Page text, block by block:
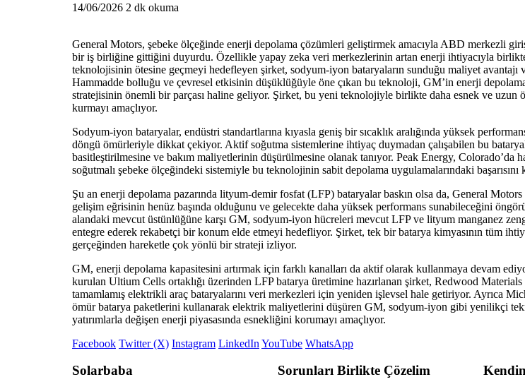
14/06/2026 2 dk okuma
General Motors, şebeke ölçeğinde enerji depolama çözümleri geliştirmek amacıyla ABD merkezli
bir iş birliğine gittiğini duyurdu. Özellikle yapay zeka veri merkezlerinin artan enerji ihtiyacıyla
teknolojisinin ötesine geçmeyi hedefleyen şirket, sodyum-iyon bataryaların sunduğu maliyet avantajı
Hammadde bolluğu ve çevresel etkisinin düşüklüğüyle öne çıkan bu teknoloji, GM’in enerji
stratejisinin önemli bir parçası haline geliyor. Şirket, bu yeni teknolojiyle birlikte daha esnek ve uzun
kurmayı amaçlıyor.
Sodyum-iyon bataryalar, endüstri standartlarına kıyasla geniş bir sıcaklık aralığında yüksek
döngü ömürleriyle dikkat çekiyor. Aktif soğutma sistemlerine ihtiyaç duymadan çalışabilen bu
basitleştirilmesine ve bakım maliyetlerinin düşürülmesine olanak tanıyor. Peak Energy, Colorado’da
soğutmalı şebeke ölçeğindeki sistemiyle bu teknolojinin sabit depolama uygulamalarındaki başarısını
Şu an enerji depolama pazarında lityum-demir fosfat (LFP) bataryalar baskın olsa da, General
gelişim eğrisinin henüz başında olduğunu ve gelecekte daha yüksek performans sunabileceğini
alandaki mevcut üstünlüğüne karşı GM, sodyum-iyon hücreleri mevcut LFP ve lityum manganez
entegre ederek rekabetçi bir konum elde etmeyi hedefliyor. Şirket, tek bir batarya kimyasının tüm
gerçeğinden hareketle çok yönlü bir strateji izliyor.
GM, enerji depolama kapasitesini artırmak için farklı kanalları da aktif olarak kullanmaya devam
kurulan Ultium Cells ortaklığı üzerinden LFP batarya üretimine hazırlanan şirket, Redwood
tamamlamış elektrikli araç bataryalarını veri merkezleri için yeniden işlevsel hale getiriyor. Ayrıca
ömür batarya paketlerini kullanarak elektrik maliyetlerini düşüren GM, sodyum-iyon gibi yenilikçi
yatırımlarla değişen enerji piyasasında esnekliğini korumayı amaçlıyor.
Facebook Twitter (X) Instagram LinkedIn YouTube WhatsApp
Solarbaba Sorunları Birlikte Çözelim